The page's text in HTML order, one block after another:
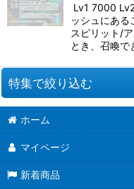
Lv1 7000
ッシュにある
スピリット/
とき、召喚
特集で絞り込む
[26RBS02] 幻惑の翔風
[26RCB01]コラボブースタ
[26RSD07]コラボスタータ
ホーム
マイページ
新着商品